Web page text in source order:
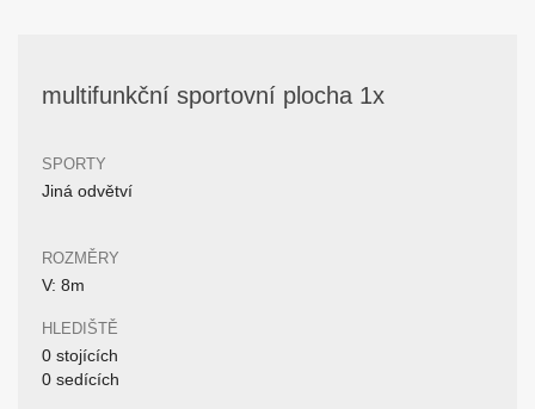
multifunkční sportovní plocha 1x
SPORTY
Jiná odvětví
ROZMĚRY
V: 8m
HLEDIŠTĚ
0 stojících
0 sedících